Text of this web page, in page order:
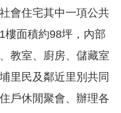
會住宅其中一項公共
樓面積約98坪，內部
教室、廚房、儲藏室
里民及鄰近里別共同
戶休閒聚會、辦理各